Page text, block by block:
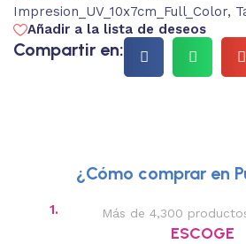
Impresion_UV_10x7cm_Full_Color,
Añadir a la lista de deseos
Compartir en:
¿Cómo comprar en
1. Más de 4,300
ESCOGE